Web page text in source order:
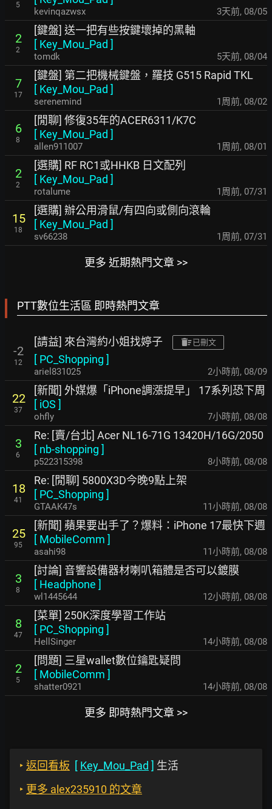
5
kevinqazwsx 3天前, 08/05
2
2
[鍵盤] 送一把有些按鍵壞掉的黑軸
[ Key_Mou_Pad ]
tomdk 5天前, 08/04
7
17
[鍵盤] 第二把機械鍵盤，羅技 G515 Rapid TKL
[ Key_Mou_Pad ]
serenemind 1周前, 08/02
6
8
[閒聊] 修復35年的ACER6311/K7C
[ Key_Mou_Pad ]
allen911007 1周前, 08/01
2
2
[選購] RF RC1或HHKB 日文配列
[ Key_Mou_Pad ]
rotalume 1周前, 07/31
15
18
[選購] 辦公用滑鼠/有四向或側向滾輪
[ Key_Mou_Pad ]
sv66238 1周前, 07/31
更多 近期熱門文章 >>
PTT數位生活區 即時熱門文章
-2
12
[請益] 來台灣約小姐找婷子 已刪文
[ PC_Shopping ]
ariel831025 2小時前, 08/09
22
37
[新聞] 外媒爆「iPhone調漲提早」 17系列恐下周
[ iOS ]
ohfly 7小時前, 08/08
3
6
Re: [賣/台北] Acer NL16-71G 13420H/16G/2050
[ nb-shopping ]
p522315398 8小時前, 08/08
18
41
Re: [閒聊] 5800X3D今晚9點上架
[ PC_Shopping ]
GTAAK47s 11小時前, 08/08
25
95
[新聞] 蘋果要出手了？爆料：iPhone 17最快下週
[ MobileComm ]
asahi98 11小時前, 08/08
3
8
[討論] 音響設備器材喇叭箱體是否可以鍍膜
[ Headphone ]
wl1445644 12小時前, 08/08
8
47
[菜單] 250K深度學習工作站
[ PC_Shopping ]
HellSinger 14小時前, 08/08
2
5
[問題] 三星wallet數位鑰匙疑問
[ MobileComm ]
shatter0921 14小時前, 08/08
更多 即時熱門文章 >>
‣ 返回看板 [ Key_Mou_Pad ] 生活
‣ 更多 alex235910 的文章